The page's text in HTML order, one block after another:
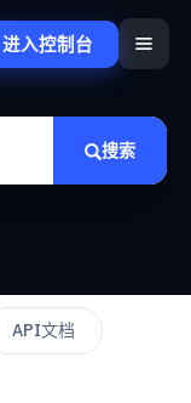
进入控制台
搜索
API文档